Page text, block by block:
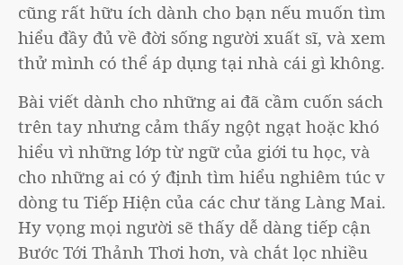
cũng rất hữu ích dành cho bạn nếu muốn tìm
hiểu đầy đủ về đời sống người xuất sĩ, và xem
thử mình có thể áp dụng tại nhà cái gì không.
Bài viết dành cho những ai đã cầm cuốn sách
trên tay nhưng cảm thấy ngột ngạt hoặc khó
hiểu vì những lớp từ ngữ của giới tu học, và
cho những ai có ý định tìm hiểu nghiêm túc về
dòng tu Tiếp Hiện của các chư tăng Làng Mai.
Hy vọng mọi người sẽ thấy dễ dàng tiếp cận
Bước Tới Thảnh Thơi hơn, và chắt lọc nhiều